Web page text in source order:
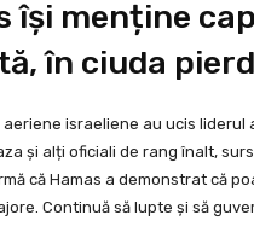
își menține
în ciuda
aeriene israeliene au ucis liderul
și alți oficiali de rang înalt,
că Hamas a demonstrat că
Continuă să lupte și să